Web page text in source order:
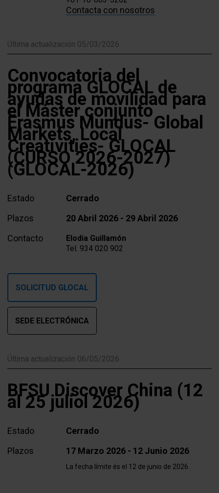
Contacta con nosotros
Última actualización 05/03/2026
Convocatoria del
programa GLOCAL de
ayudas de movilidad para
el Máster conjunto
Erasmus Mundus- Global
Markets, Local
Creativities- GLOCAL
(CURSO 2026-2027)
(GLOCAL-2026)
Estado
Cerrado
Plazos
20 Abril 2026 - 29 Abril 2026
Contacto
Elodia Guillamón
Tel. 934 020 902
SOLICITUD GLOCAL
SEDE ELECTRÓNICA
Última actualización 06/05/2026
BFSU Discover China (12
al 25 juliol 2026)
Estado
Cerrado
Plazos
17 Marzo 2026 - 12 Junio 2026
La fecha límite és el 12 de junio de 2026.